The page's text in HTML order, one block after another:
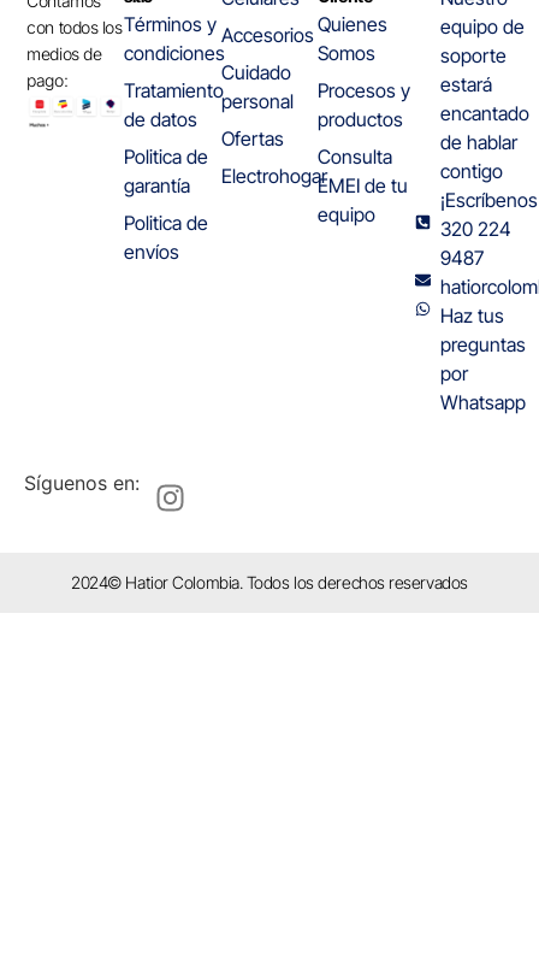
con todos los
medios de
pago:
Términos y
condiciones
Tratamiento
de datos
Politica de
garantía
Politica de
envíos
Accesorios
Cuidado
personal
Ofertas
Electrohogar
Quienes
Somos
Procesos y
productos
Consulta
EMEI de tu
equipo
equipo de
soporte
estará
encantado
de hablar
contigo
320 224
9487
Haz tus
preguntas
por
Whatsapp
Síguenos en:
2024© Hatior Colombia. Todos los derechos reservados